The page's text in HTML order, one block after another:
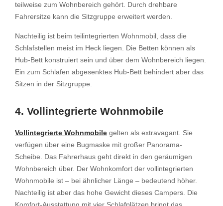
teilweise zum Wohnbereich gehört. Durch drehbare
Fahrersitze kann die Sitzgruppe erweitert werden.
Nachteilig ist beim teilintegrierten Wohnmobil, dass die
Schlafstellen meist im Heck liegen. Die Betten können als
Hub-Bett konstruiert sein und über dem Wohnbereich liegen.
Ein zum Schlafen abgesenktes Hub-Bett behindert aber das
Sitzen in der Sitzgruppe.
4. Vollintegrierte Wohnmobile
Vollintegrierte Wohnmobile gelten als extravagant. Sie
verfügen über eine Bugmaske mit großer Panorama-
Scheibe. Das Fahrerhaus geht direkt in den geräumigen
Wohnbereich über. Der Wohnkomfort der vollintegrierten
Wohnmobile ist – bei ähnlicher Länge – bedeutend höher.
Nachteilig ist aber das hohe Gewicht dieses Campers. Die